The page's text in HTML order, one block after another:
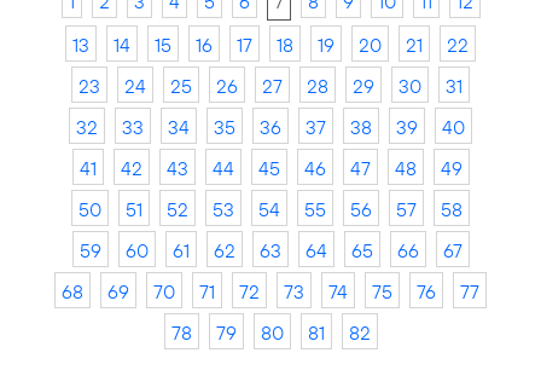
13
14 15 16 17 18 19 20 21
22
23
24 25 26 27 28 29 30
31
32
33 34 35 36 37 38 39
40
41
42 43 44 45 46 47 48
49
50
51 52 53 54 55 56 57
58
59
60 61 62 63 64 65 66
67
68
69 70 71 72 73 74 75 76
77
78
79 80 81 82